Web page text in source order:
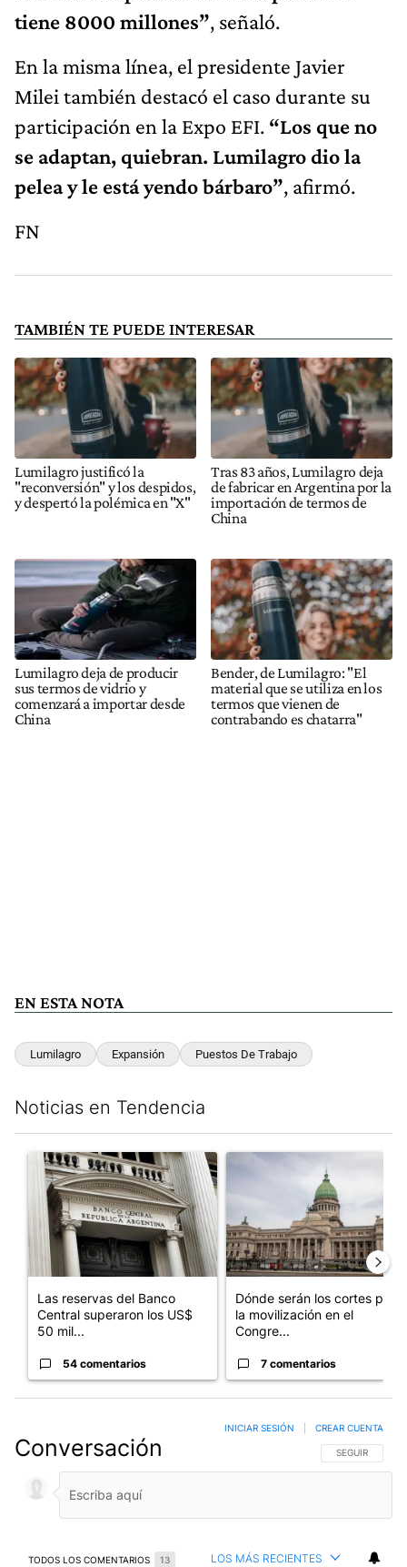
tiene 8000 millones”, señaló.
En la misma línea, el presidente Javier
Milei también destacó el caso durante su
participación en la Expo EFI. “Los que no
se adaptan, quiebran. Lumilagro dio la
pelea y le está yendo bárbaro”, afirmó.
FN
TAMBIÉN TE PUEDE INTERESAR
Lumilagro justificó la
"reconversión" y los despidos,
y despertó la polémica en "X"
Tras 83 años, Lumilagro deja
de fabricar en Argentina por la
importación de termos de
China
Lumilagro deja de producir
sus termos de vidrio y
comenzará a importar desde
China
Bender, de Lumilagro: "El
material que se utiliza en los
termos que vienen de
contrabando es chatarra"
EN ESTA NOTA
Lumilagro Expansión Puestos De Trabajo
Noticias en Tendencia
Un artículo de tendencia con el título "Las reservas del Banco
Las reservas del Banco
Central superaron los US$
50 mil...
54 comentarios
Un artículo de tendencia
Dónde serán los cortes por
la movilización en el
Congre...
7 comentarios
Conversación SIGA ESTA
SEGUIR
INICIAR SESIÓN CREAR CUENTA
TODOS LOS COMENTARIOS 13 LOS MÁS RECIENTES